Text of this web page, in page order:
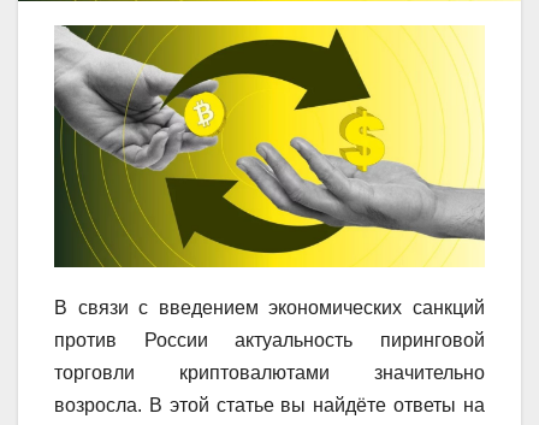
В связи с введением экономических санкций
против России актуальность пиринговой
торговли криптовалютами значительно
возросла. В этой статье вы найдёте ответы на